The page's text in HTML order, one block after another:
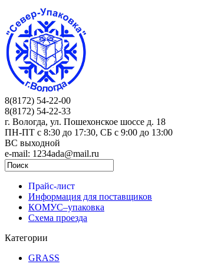
8(8172) 54-22-00
8(8172) 54-22-33
г. Вологда, ул. Пошехонское шоссе д. 18
ПН-ПТ c 8:30 до 17:30, СБ с 9:00 до 13:00
ВС выходной
e-mail: 1234ada@mail.ru
Прайс-лист
Информация для поставщиков
КОМУС–упаковка
Схема проезда
Категории
GRASS